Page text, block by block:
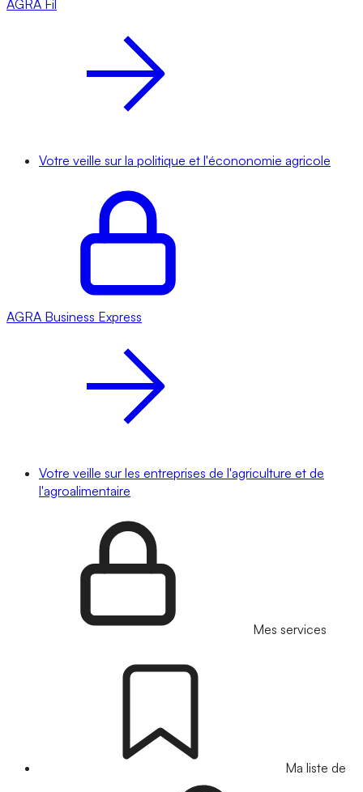
AGRA Fil
Votre veille sur la politique et l'écononomie agricole
AGRA Business Express
Votre veille sur les entreprises de l'agriculture et de
l'agroalimentaire
Mes services
Ma liste de